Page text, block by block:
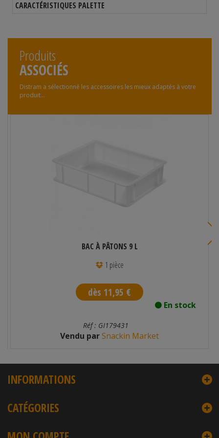
CARACTÉRISTIQUES PALETTE
Produits
ASSOCIÉS
Distram a sélectionné les accessoires les mieux adaptés à votre
produit...
BAC À PÂTONS 9 L
1 pièce
dès 11,95 €
En stock
Réf : GI179431
Vendu parSnackin Market
INFORMATIONS
CATÉGORIES